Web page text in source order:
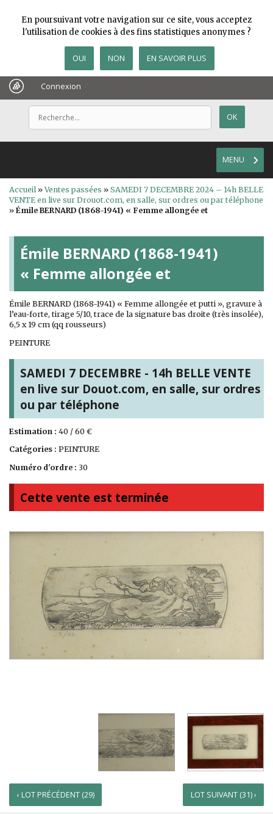
Connexion
MENU
Accueil»Ventes passées » SAMEDI 7 DECEMBRE 2024 – 14h BELLE
VENTE en live sur Drouot.com, en salle, sur ordres ou par téléphone
» Émile BERNARD (1868-1941) « Femme allongée et
Émile BERNARD (1868-1941)
« Femme allongée et
Émile BERNARD (1868-1941) « Femme allongée et putti », gravure à
l’eau-forte, tirage 5/10, trace de la signature bas droite (très insolée),
6,5 x 19 cm (qq rousseurs)
PEINTURE
SAMEDI 7 DECEMBRE - 14h BELLE VENTE
en live sur Douot.com, en salle, sur ordres
ou par téléphone
Estimation : 40 / 60 €
Catégories : PEINTURE
Numéro d'ordre : 30
Cette vente est terminée
‹ LOT PRÉCÉDENT (29) LOT SUIVANT (31) ›
En poursuivant votre navigation sur ce site, vous acceptez
l'utilisation de cookies à des fins statistiques anonymes ?
OUI NON EN SAVOIR PLUS